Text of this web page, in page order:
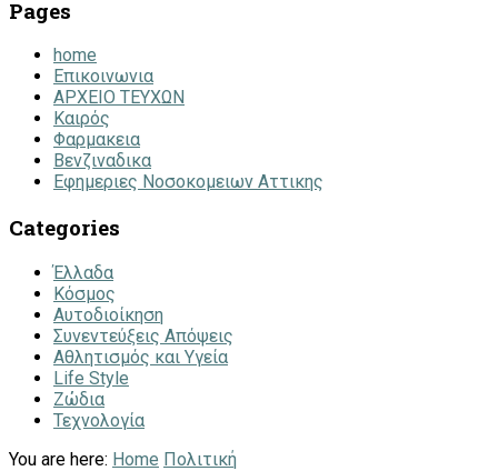
Pages
home
Επικοινωνια
ΑΡΧΕΙΟ ΤΕΥΧΩΝ
Καιρός
Φαρμακεια
Βενζιναδικα
Εφημεριες Νοσοκομειων Αττικης
Categories
Έλλαδα
Κόσμος
Αυτοδιοίκηση
Συνεντεύξεις Απόψεις
Αθλητισμός και Υγεία
Life Style
Ζώδια
Τεχνολογία
You are here: Home Πολιτική